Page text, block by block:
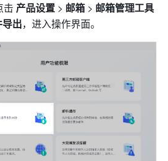
击 产品设置 > 邮箱 > 邮箱管理工具
出，进入操作界面。